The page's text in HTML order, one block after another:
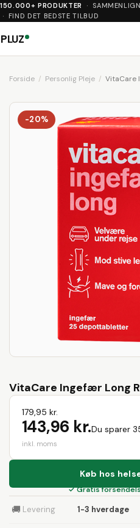
150.000+ PRODUKTER
·
· FIND DET BEDSTE TILBUD
PLUZ
Forside Personlig Pleje VitaCare
-20%
VitaCare Ingefær Long
179,95 kr.
143,96 kr.Du sparer
inkl. moms
Køb hos
✓ Gratis
🚚 Levering 1-3 hverdage